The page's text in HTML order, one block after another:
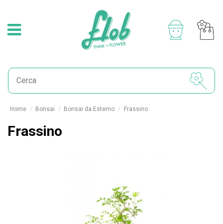
Home Bonsai Bonsai da Esterno Frassino
Frassino